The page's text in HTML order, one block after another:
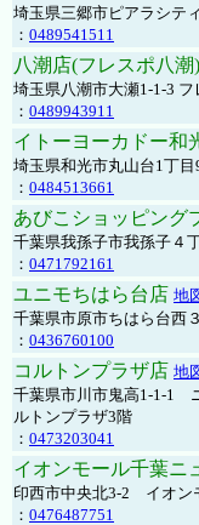
埼玉県三郷市ピアラシテ
： 0489541511
八潮店(フレスポ八潮)
埼玉県八潮市大瀬1-1-3 フ
： 0489943911
イトーヨーカドー和
埼玉県和光市丸山台1丁
： 0484513661
あびこショッピング
千葉県我孫子市我孫子４
： 0471792161
ユニモちはら台店 地
千葉県市原市ちはら台西
： 0436760100
コルトンプラザ店 地
千葉県市川市鬼高1-1-1
ルトンプラザ3階
： 0473203041
イオンモール千葉ニ
印西市中央北3-2 イオン
： 0476487751